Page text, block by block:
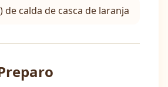
de calda de casca de laranja